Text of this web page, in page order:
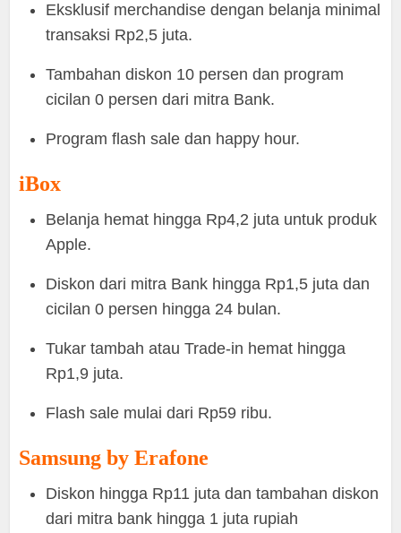
Eksklusif merchandise dengan belanja minimal
transaksi Rp2,5 juta.
Tambahan diskon 10 persen dan program
cicilan 0 persen dari mitra Bank.
Program flash sale dan happy hour.
iBox
Belanja hemat hingga Rp4,2 juta untuk produk
Apple.
Diskon dari mitra Bank hingga Rp1,5 juta dan
cicilan 0 persen hingga 24 bulan.
Tukar tambah atau Trade-in hemat hingga
Rp1,9 juta.
Flash sale mulai dari Rp59 ribu.
Samsung by Erafone
Diskon hingga Rp11 juta dan tambahan diskon
dari mitra bank hingga 1 juta rupiah